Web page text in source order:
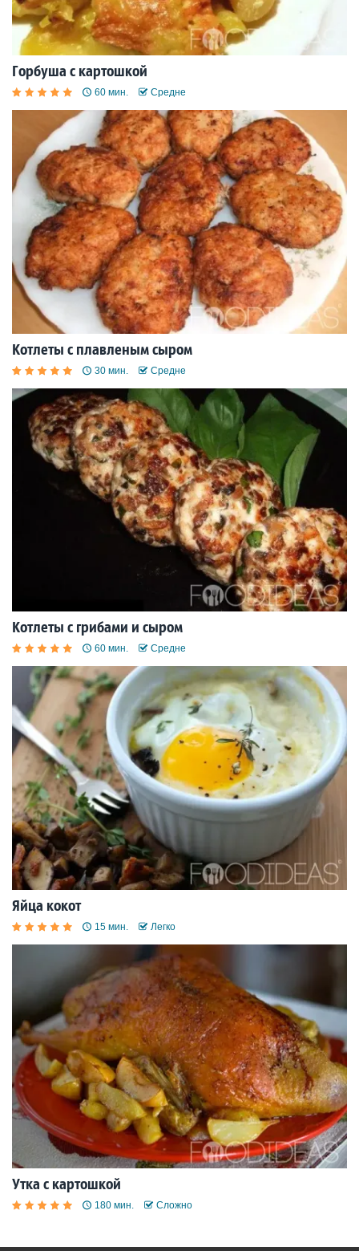
Горбуша с картошкой
60 мин. Средне
Котлеты с плавленым сыром
30 мин. Средне
Котлеты с грибами и сыром
60 мин. Средне
Яйца кокот
15 мин. Легко
Утка с картошкой
180 мин. Сложно